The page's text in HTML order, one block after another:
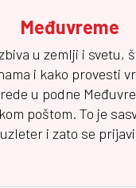
Međuvreme
u zemlji i svetu,
i kako provesti
u podne
poštom. To je
i zato se